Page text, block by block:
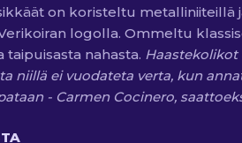
on koristeltu metalliniiteillä
logolla. Ommeltu
taipuisasta nahasta. Haastekolikot
niillä ei vuodateta verta, kun
- Carmen Cocinero,